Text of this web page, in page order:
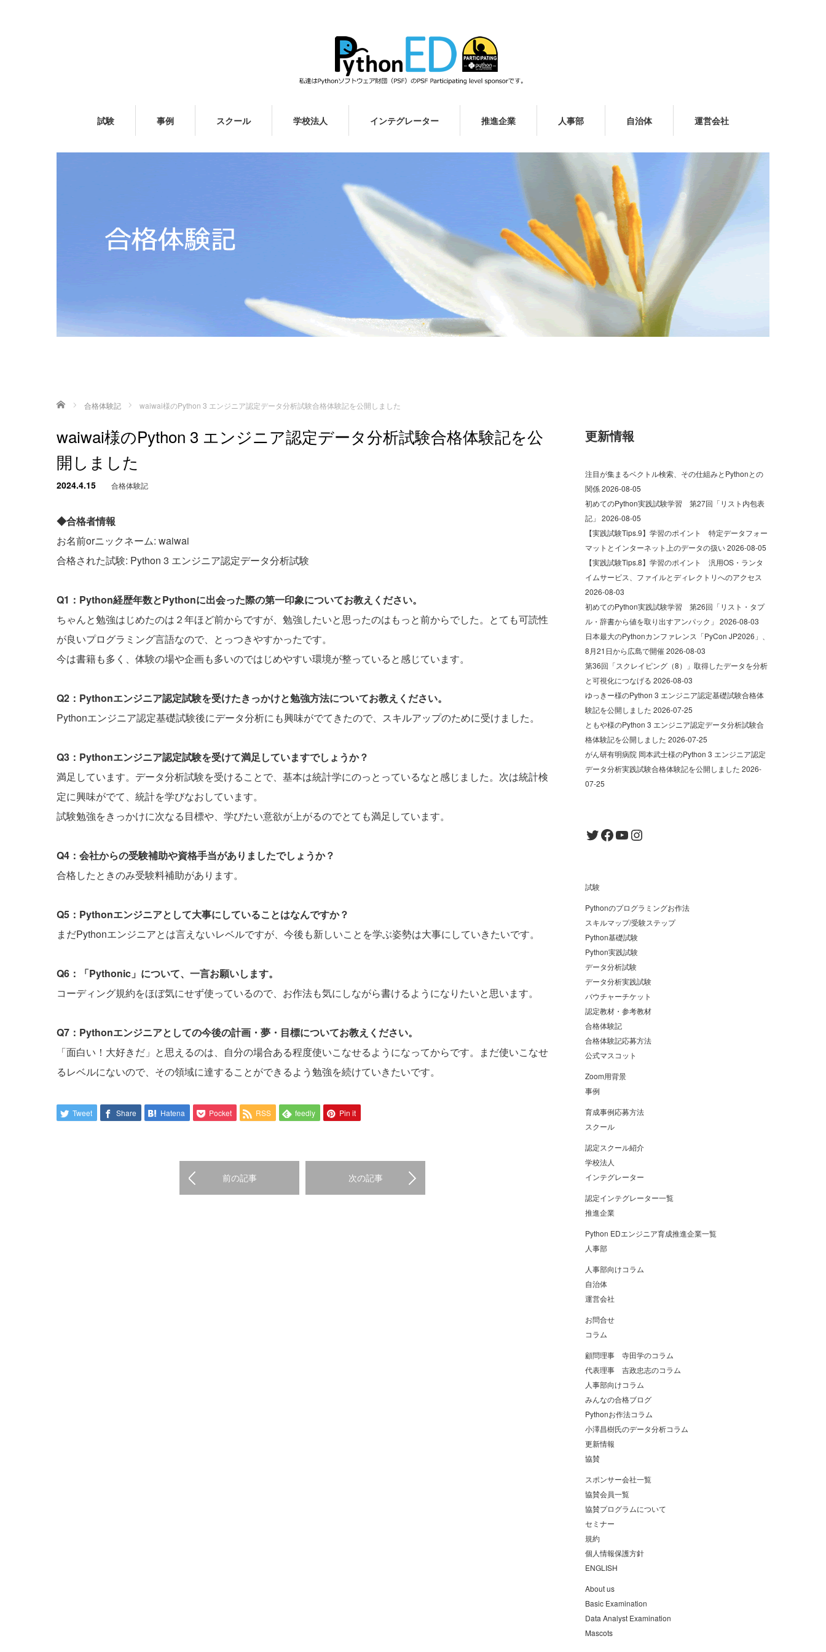
試験 事例 スクール 学校法人 インテグレーター 推進企業 人事部 自治体 運営会社
ホーム 合格体験記 waiwai様のPython 3 エンジニア認定データ分析試験合格体験記を公開しました
waiwai様のPython 3 エンジニア認定データ分析試験合格体験記を公
開しました
2024.4.15 合格体験記
◆合格者情報
お名前orニックネーム: waiwai
合格された試験: Python 3 エンジニア認定データ分析試験
Q1：Python経歴年数とPythonに出会った際の第一印象についてお教えください。
ちゃんと勉強はじめたのは２年ほど前からですが、勉強したいと思ったのはもっと前からでした。とても可読性
が良いプログラミング言語なので、とっつきやすかったです。
今は書籍も多く、体験の場や企画も多いのではじめやすい環境が整っていると感じています。
Q2：Pythonエンジニア認定試験を受けたきっかけと勉強方法についてお教えください。
Pythonエンジニア認定基礎試験後にデータ分析にも興味がでてきたので、スキルアップのために受けました。
Q3：Pythonエンジニア認定試験を受けて満足していますでしょうか？
満足しています。データ分析試験を受けることで、基本は統計学にのっとっているなと感じました。次は統計検
定に興味がでて、統計を学びなおしています。
試験勉強をきっかけに次なる目標や、学びたい意欲が上がるのでとても満足しています。
Q4：会社からの受験補助や資格手当がありましたでしょうか？
合格したときのみ受験料補助があります。
Q5：Pythonエンジニアとして大事にしていることはなんですか？
まだPythonエンジニアとは言えないレベルですが、今後も新しいことを学ぶ姿勢は大事にしていきたいです。
Q6：「Pythonic」について、一言お願いします。
コーディング規約をほぼ気にせず使っているので、お作法も気にしながら書けるようになりたいと思います。
Q7：Pythonエンジニアとしての今後の計画・夢・目標についてお教えください。
「面白い！大好きだ」と思えるのは、自分の場合ある程度使いこなせるようになってからです。まだ使いこなせ
るレベルにないので、その領域に達することができるよう勉強を続けていきたいです。
Tweet Share Hatena Pocket RSS feedly Pin it
前の記事 次の記事
更新情報
注目が集まるベクトル検索、その仕組みとPythonとの
関係2026-08-05
初めてのPython実践試験学習 第27回「リスト内包表
記」 2026-08-05
【実践試験Tips.9】学習のポイント 特定データフォー
マットとインターネット上のデータの扱い2026-08-05
【実践試験Tips.8】学習のポイント 汎用OS・ランタ
イムサービス、ファイルとディレクトリへのアクセス
2026-08-03
初めてのPython実践試験学習 第26回「リスト・タプ
ル・辞書から値を取り出すアンパック」 2026-08-03
日本最大のPythonカンファレンス「PyCon JP2026」、
8月21日から広島で開催2026-08-03
第36回「スクレイピング（8）」取得したデータを分析
と可視化につなげる 2026-08-03
ゆっきー様のPython 3 エンジニア認定基礎試験合格体
験記を公開しました 2026-07-25
ともや様のPython 3 エンジニア認定データ分析試験合
格体験記を公開しました 2026-07-25
がん研有明病院 岡本武士様のPython 3 エンジニア認定
データ分析実践試験合格体験記を公開しました 2026-
07-25
Twitter
Facebook
YouTube
Instagram
試験
Pythonのプログラミングお作法
スキルマップ/受験ステップ
Python基礎試験
Python実践試験
データ分析試験
データ分析実践試験
バウチャーチケット
認定教材・参考教材
合格体験記
合格体験記応募方法
公式マスコット
Zoom用背景
事例
育成事例応募方法
スクール
認定スクール紹介
学校法人
インテグレーター
認定インテグレーター一覧
推進企業
Python EDエンジニア育成推進企業一覧
人事部
人事部向けコラム
自治体
運営会社
お問合せ
コラム
顧問理事 寺田学のコラム
代表理事 吉政忠志のコラム
人事部向けコラム
みんなの合格ブログ
Pythonお作法コラム
小澤昌樹氏のデータ分析コラム
更新情報
協賛
スポンサー会社一覧
協賛会員一覧
協賛プログラムについて
セミナー
規約
個人情報保護方針
ENGLISH
About us
Basic Examination
Data Analyst Examination
Mascots